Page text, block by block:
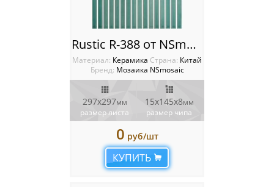
Rustic R-388 от NSmosaic
Материал: Керамика Cтрана: Китай
Бренд: Мозаика NSmosaic
297x297мм
размер листа
15x145x8мм
размер чипа
0 руб/шт
КУПИТЬ